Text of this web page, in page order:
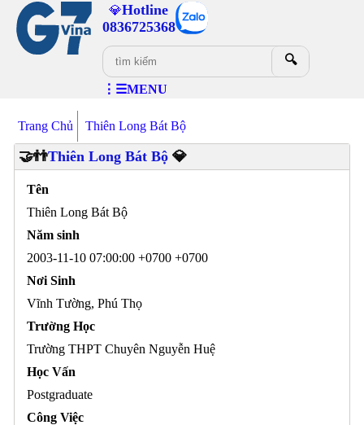
💎Hotline
0836725368
🔍
⋮☰MENU
Trang Chủ Thiên Long Bát Bộ
🤝👬Thiên Long Bát Bộ💎
Tên
Thiên Long Bát Bộ
Năm sinh
2003-11-10 07:00:00 +0700 +0700
Nơi Sinh
Vĩnh Tường, Phú Thọ
Trường Học
Trường THPT Chuyên Nguyễn Huệ
Học Vấn
Postgraduate
Công Việc